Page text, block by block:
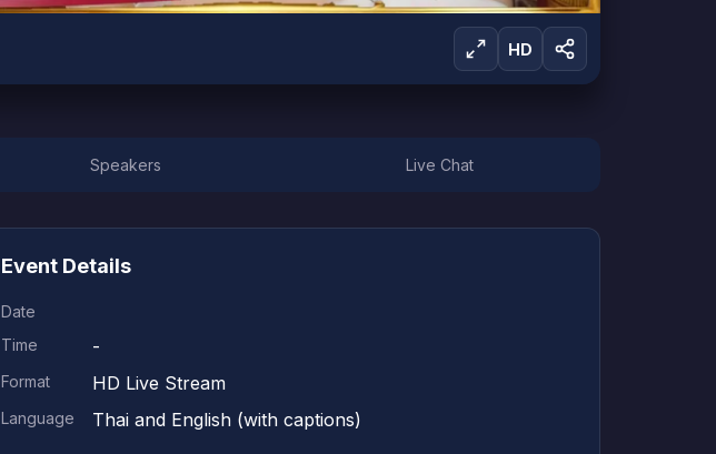
HD
Speakers Live Chat
Event Details
Date
Time
-
Format HD Live Stream
Language Thai and English (with captions)